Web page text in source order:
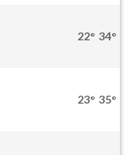
22° 34°
23° 35°